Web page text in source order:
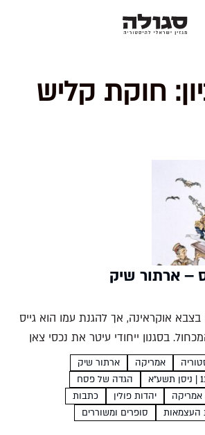
חוקת קליש
– ארתור שיק
אוקראינה, אך להגנת עמו הוא גייס
בסגנון ייחודי עיטר את נכסי צאן
של פסח, מגילת אסתר ומגילת
עקיבא...
אמריקה
ארתור שיק
הגדה של פסח
אמריקה יהדות פולין
כתבות
העצמאות סופרים ומשוררים